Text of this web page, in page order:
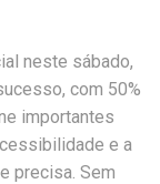
neste sábado,
com 50%
importantes
e a
precisa. Sem